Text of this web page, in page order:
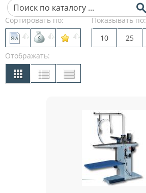
Сортировать по:
Показывать по:
10
25
Отображать: